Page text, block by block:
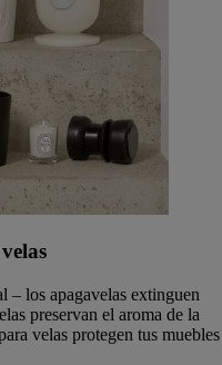
– los apagavelas extinguen
preservan el aroma de la
velas protegen tus muebles